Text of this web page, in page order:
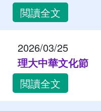
閲讀全文
2026/03/25
理大中華文化節
閲讀全文